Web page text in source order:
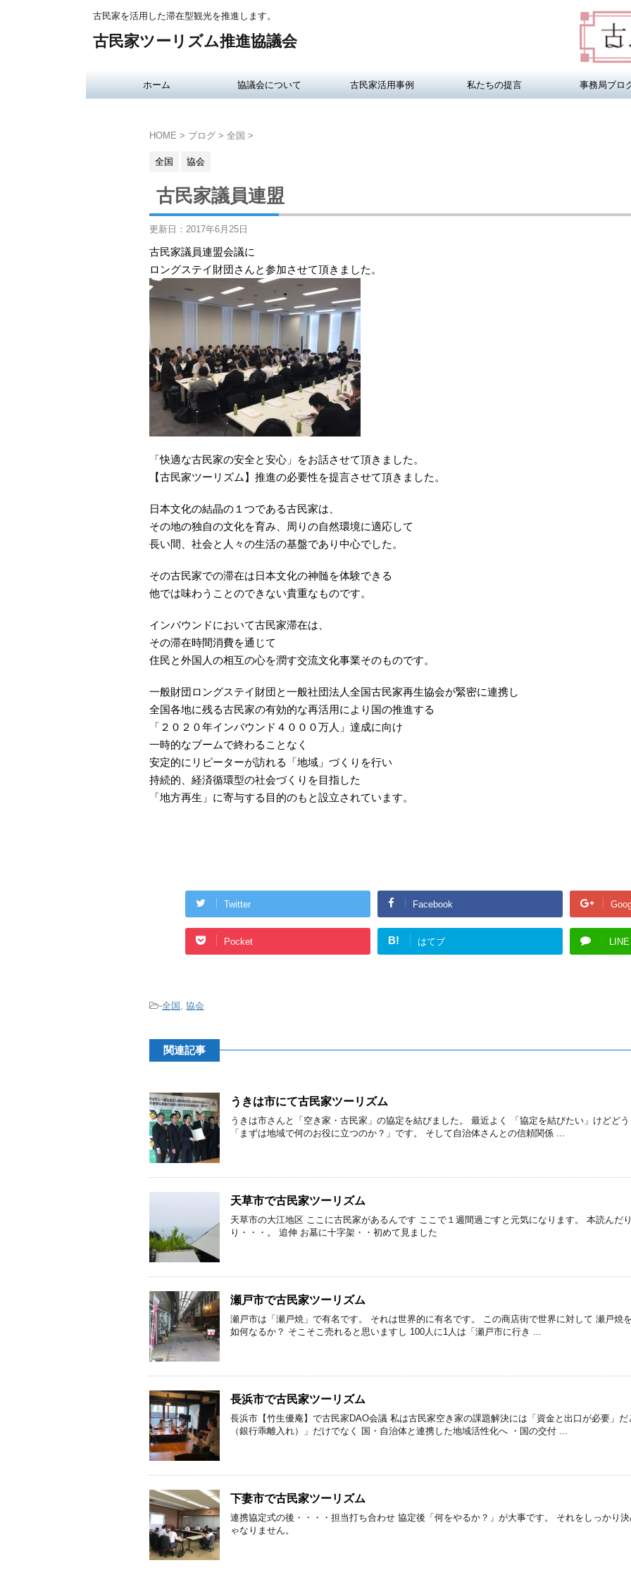
古民家を活用した滞在型観光を推進します。
古民家ツーリズム推進協議会
ホーム 協議会について 古民家活用事例 私たちの提言 事務局ブロ
HOME > ブログ > 全国 >
全国 協会
古民家議員連盟
更新日： 2017年6月25日
古民家議員連盟会議に
ロングステイ財団さんと参加させて頂きました。
「快適な古民家の安全と安心」をお話させて頂きました。
【古民家ツーリズム】推進の必要性を提言させて頂きました。
日本文化の結晶の１つである古民家は、
その地の独自の文化を育み、周りの自然環境に適応して
長い間、社会と人々の生活の基盤であり中心でした。
その古民家での滞在は日本文化の神髄を体験できる
他では味わうことのできない貴重なものです。
インバウンドにおいて古民家滞在は、
その滞在時間消費を通じて
住民と外国人の相互の心を潤す交流文化事業そのものです。
一般財団ロングステイ財団と一般社団法人全国古民家再生協会が緊密に連携し
全国各地に残る古民家の有効的な再活用により国の推進する
「２０２０年インバウンド４０００万人」達成に向け
一時的なブームで終わることなく
安定的にリピーターが訪れる「地域」づくりを行い
持続的、経済循環型の社会づくりを目指した
「地方再生」に寄与する目的のもと設立されています。
Twitter Facebook
Pocket B! はてブ LINE
-全国 , 協会
関連記事
うきは市にて古民家ツーリズム
うきは市さんと「空き家・古民家」の協定を結びました。 最近よく 「協定を結びたい」けどど
「まずは地域で何のお役に立つのか？」です。 そして自治体さんとの信頼関係 ...
天草市で古民家ツーリズム
天草市の大江地区 ここに古民家があるんです ここで１週間過ごすと元気になります。 本読んだ
り・・・。 追伸 お墓に十字架・・初めて見ました
瀬戸市で古民家ツーリズム
瀬戸市は「瀬戸焼」で有名です。 それは世界的に有名です。 この商店街で世界に対して 瀬戸焼
如何なるか？ そこそこ売れると思いますし 100人に1人は「瀬戸市に行き ...
長浜市で古民家ツーリズム
長浜市【竹生優庵】で古民家DAO会議 私は古民家空き家の課題解決には「資金と出口が必要」
（銀行乖離入れ）」だけでなく 国・自治体と連携した地域活性化へ ・国の交付 ...
下妻市で古民家ツーリズム
連携協定式の後・・・・担当打ち合わせ 協定後「何をやるか？」が大事です。 それをしっかり
ゃなりません。